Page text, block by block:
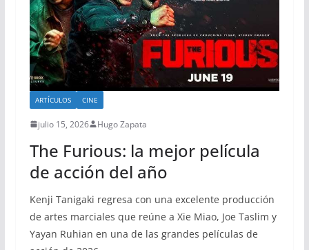
ARTÍCULOS CINE
julio 15, 2026 Hugo Zapata
The Furious: la mejor película
de acción del año
Kenji Tanigaki regresa con una excelente producción
de artes marciales que reúne a Xie Miao, Joe Taslim y
Yayan Ruhian en una de las grandes películas de